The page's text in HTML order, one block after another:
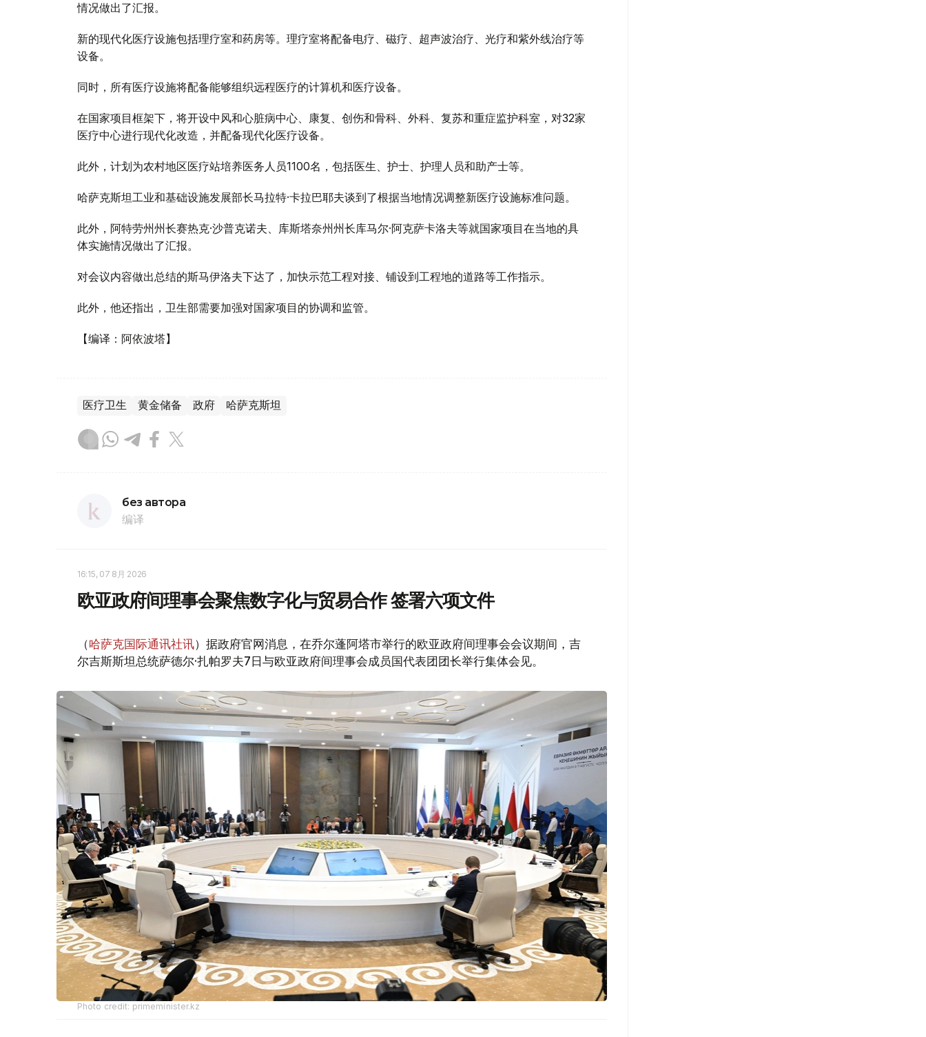
情况做出了汇报。
新的现代化医疗设施包括理疗室和药房等。理疗室将配备电疗、磁疗、超声波治疗、光疗和紫外线治疗等
设备。
同时，所有医疗设施将配备能够组织远程医疗的计算机和医疗设备。
在国家项目框架下，将开设中风和心脏病中心、康复、创伤和骨科、外科、复苏和重症监护科室，对32家
医疗中心进行现代化改造，并配备现代化医疗设备。
此外，计划为农村地区医疗站培养医务人员1100名，包括医生、护士、护理人员和助产士等。
哈萨克斯坦工业和基础设施发展部长马拉特·卡拉巴耶夫谈到了根据当地情况调整新医疗设施标准问题。
此外，阿特劳州州长赛热克·沙普克诺夫、库斯塔奈州州长库马尔·阿克萨卡洛夫等就国家项目在当地的具
体实施情况做出了汇报。
对会议内容做出总结的斯马伊洛夫下达了，加快示范工程对接、铺设到工程地的道路等工作指示。
此外，他还指出，卫生部需要加强对国家项目的协调和监管。
【编译：阿依波塔】
医疗卫生 黄金储备 政府 哈萨克斯坦
без автора
编译
16:15, 07 8月 2026
欧亚政府间理事会聚焦数字化与贸易合作 签署六项文件
（哈萨克国际通讯社讯）据政府官网消息，在乔尔蓬阿塔市举行的欧亚政府间理事会会议期间，吉
尔吉斯斯坦总统萨德尔·扎帕罗夫7日与欧亚政府间理事会成员国代表团团长举行集体会见。
Photo credit: primeminister.kz